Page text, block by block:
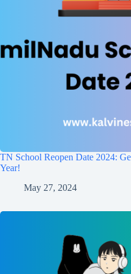
TN School Reopen Date 2024:
Year!
May 27, 2024